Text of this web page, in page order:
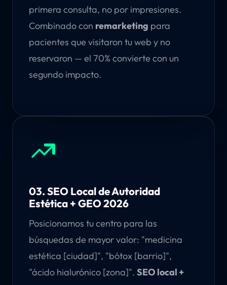
primera consulta, no por impresiones.
Combinado con remarketing para
pacientes que visitaron tu web y no
reservaron — el 70% convierte con un
segundo impacto.
03. SEO Local de Autoridad
Estética + GEO 2026
Posicionamos tu centro para las
búsquedas de mayor valor: "medicina
estética [ciudad]", "bótox [barrio]",
"ácido hialurónico [zona]". SEO local +